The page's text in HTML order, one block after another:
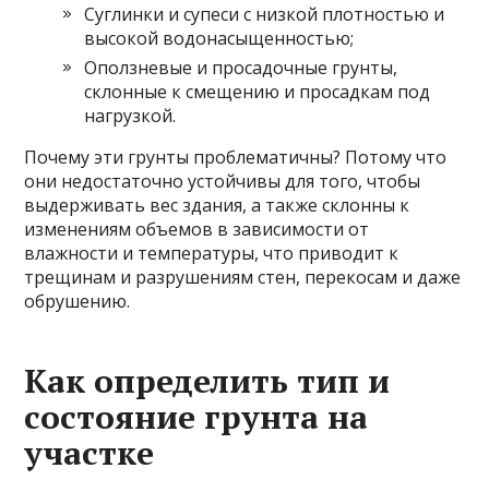
Суглинки и супеси с низкой плотностью и
высокой водонасыщенностью;
Оползневые и просадочные грунты,
склонные к смещению и просадкам под
нагрузкой.
Почему эти грунты проблематичны? Потому что
они недостаточно устойчивы для того, чтобы
выдерживать вес здания, а также склонны к
изменениям объемов в зависимости от
влажности и температуры, что приводит к
трещинам и разрушениям стен, перекосам и даже
обрушению.
Как определить тип и
состояние грунта на
участке